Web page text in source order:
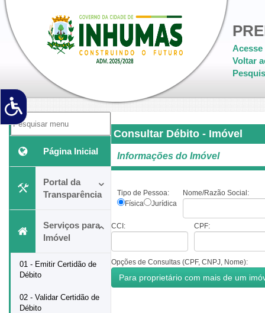
Acesse
Voltar
Página Inicial
Portal da
Transparência
Serviços para
Imóvel
01 - Emitir Certidão de
Débito
02 - Validar Certidão de
Débito
Consultar Débito - Imóvel
Informações do Imóvel
Tipo de Pessoa:
Física
Jurídica
Nome/Razão Social:
CCI: CPF:
Opções de Consultas (CPF, CNPJ, Nome):